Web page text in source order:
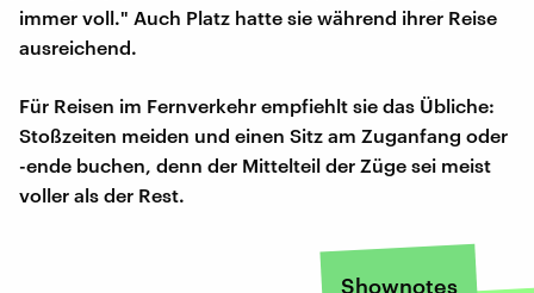
immer voll." Auch Platz hatte sie während ihrer Reise
ausreichend.
Für Reisen im Fernverkehr empfiehlt sie das Übliche:
Stoßzeiten meiden und einen Sitz am Zuganfang oder
-ende buchen, denn der Mittelteil der Züge sei meist
voller als der Rest.
Shownotes